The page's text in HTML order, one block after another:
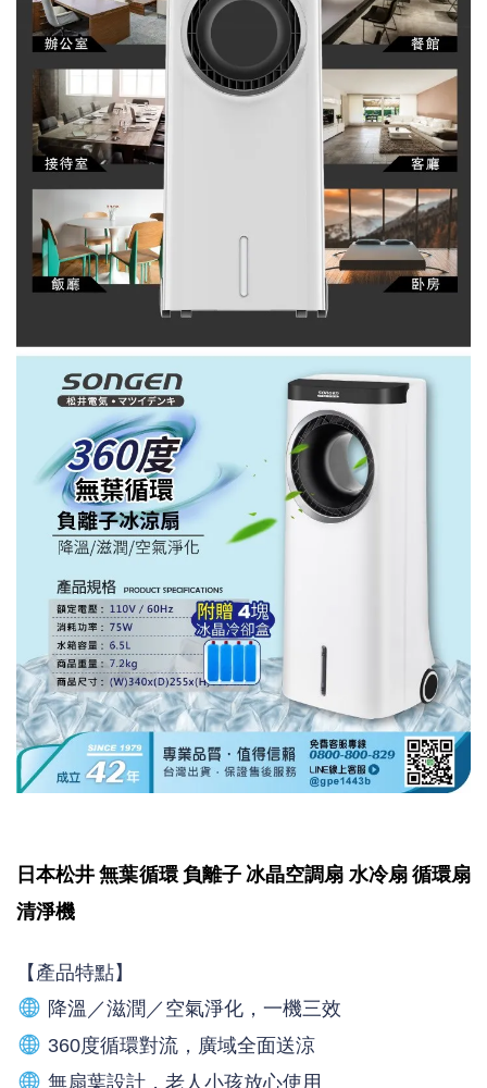
日本松井 無葉循環 負離子 冰晶空調扇 水冷扇 循環扇
清淨機
【產品特點】
降溫／滋潤／空氣淨化，一機三效
360度循環對流，廣域全面送涼
無扇葉設計，老人小孩放心使用